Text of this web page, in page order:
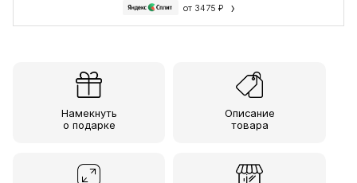
от 3475 ₽ ›
Намекнуть
о подарке
Описание
товара